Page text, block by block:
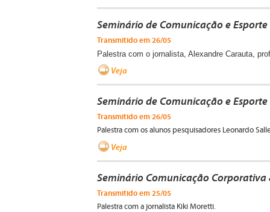
Seminário de Comunicação e Esporte
Transmitido em 26/05
Palestra com o jornalista, Alexandre Carauta,
Veja
Seminário de Comunicação e Esporte
Transmitido em 26/05
Palestra com os alunos pesquisadores Leonardo
Veja
Seminário Comunicação
Transmitido em 25/05
Palestra com a jornalista Kiki Moretti.